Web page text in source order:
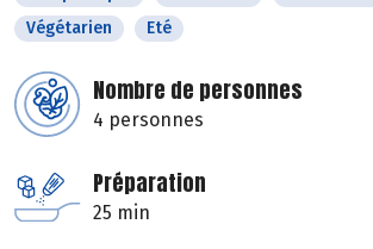
Végétarien
Eté
Nombre de personnes
4 personnes
Préparation
25 min